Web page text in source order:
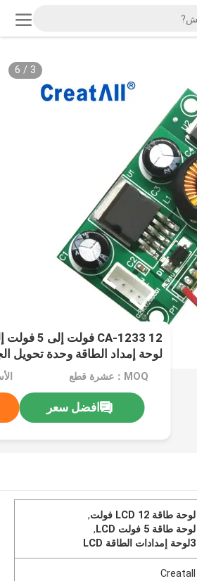
3
/
6
وحدة تنحى
MOQ：عشرة قطع
افضل سعر
لوحة طاقة LCD 12 فولت
,
لوحة طاقة 5 فولت LCD
,
3لوحة إمدادات الطاقة LCD
Creatall